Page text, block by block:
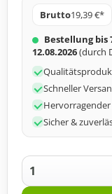
Brutto19,39 €*
Bestellung bis
12.08.2026(durch
Schneller
Hervorragender
Sicher &